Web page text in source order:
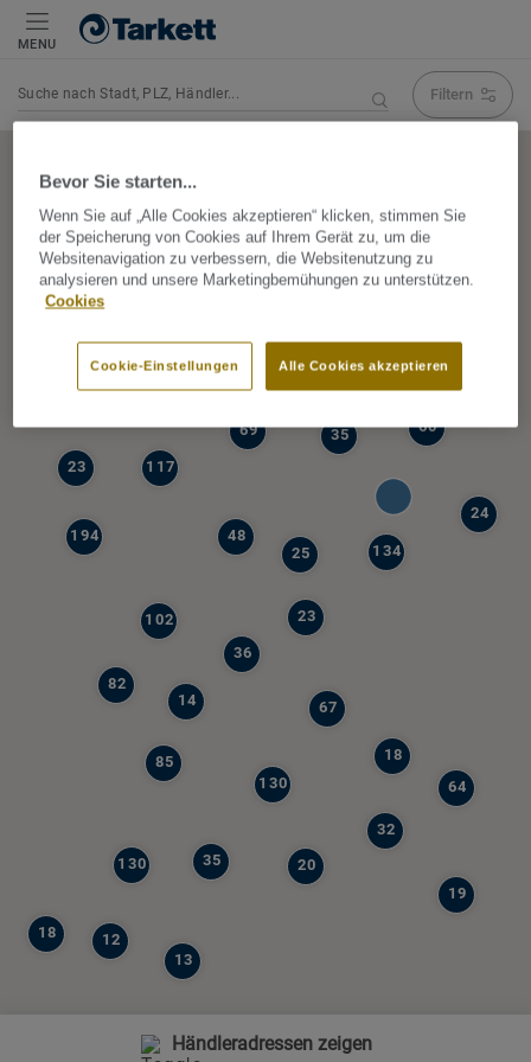
MENU
Filtern
85
194
77
117
130
39
64
67
82
36
130
69
134
23
35
35
102
19
23
48
14
60
12
18
32
13
20
24
25
18
Händleradressen zeigen
Bevor Sie starten...
Wenn Sie auf „Alle Cookies akzeptieren“ klicken, stimmen Sie
der Speicherung von Cookies auf Ihrem Gerät zu, um die
Websitenavigation zu verbessern, die Websitenutzung zu
analysieren und unsere Marketingbemühungen zu unterstützen.
Cookies
Alle Cookies akzeptieren
Cookie-Einstellungen